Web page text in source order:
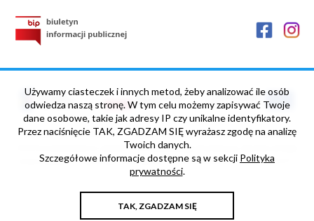
„NOWE HORYZONTY” Projekt współfinansowany ze środków
Unii Europejskiej w ramach Europejskiego Funduszu Społecznego
oraz budżetu Państwa, Umowa nr POWR.03.05.00-00-Z013/17-
00
Używamy ciasteczek i innych metod, żeby analizować ile osób
odwiedza naszą stronę. W tym celu możemy zapisywać Twoje
dane osobowe, takie jak adresy IP czy unikalne identyfikatory.
Przez naciśnięcie TAK, ZGADZAM SIĘ wyrażasz zgodę na analizę
Twoich danych.
Szczegółowe informacje dostępne są w sekcji Polityka
prywatności.
TAK, ZGADZAM SIĘ